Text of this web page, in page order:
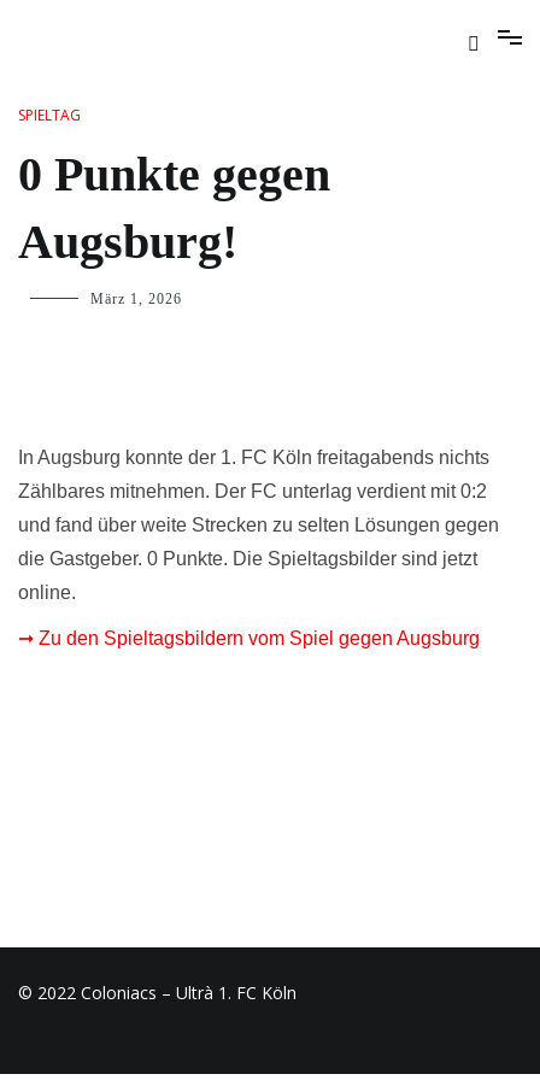
SPIELTAG
0 Punkte gegen
Augsburg!
März 1, 2026
In Augsburg konnte der 1. FC Köln freitagabends nichts
Zählbares mitnehmen. Der FC unterlag verdient mit 0:2
und fand über weite Strecken zu selten Lösungen gegen
die Gastgeber. 0 Punkte. Die Spieltagsbilder sind jetzt
online.
➞ Zu den Spieltagsbildern vom Spiel gegen Augsburg
© 2022 Coloniacs – Ultrà 1. FC Köln